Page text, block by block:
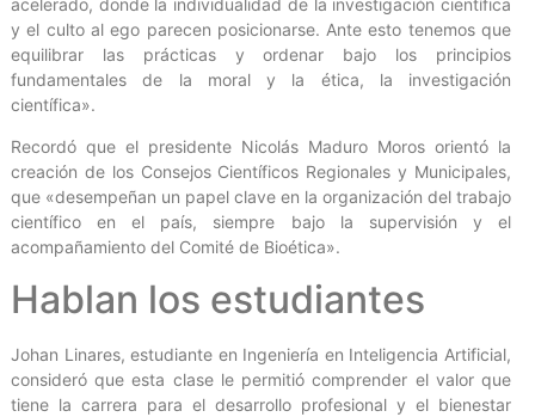
y el culto al ego parecen posicionarse. Ante esto tenemos que
equilibrar las prácticas y ordenar bajo los principios
fundamentales de la moral y la ética, la investigación
científica».
Recordó que el presidente Nicolás Maduro Moros orientó la
creación de los Consejos Científicos Regionales y Municipales,
que «desempeñan un papel clave en la organización del trabajo
científico en el país, siempre bajo la supervisión y el
acompañamiento del Comité de Bioética».
Hablan los estudiantes
Johan Linares, estudiante en Ingeniería en Inteligencia Artificial,
consideró que esta clase le permitió comprender el valor que
tiene la carrera para el desarrollo profesional y el bienestar